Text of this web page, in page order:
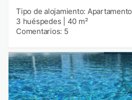
Tipo de alojamiento: Apartamento
3 huéspedes
40 m²
Comentarios: 5